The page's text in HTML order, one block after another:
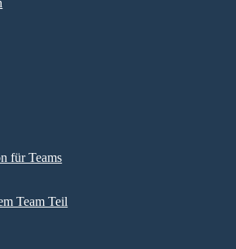
für Teams
Team Teil